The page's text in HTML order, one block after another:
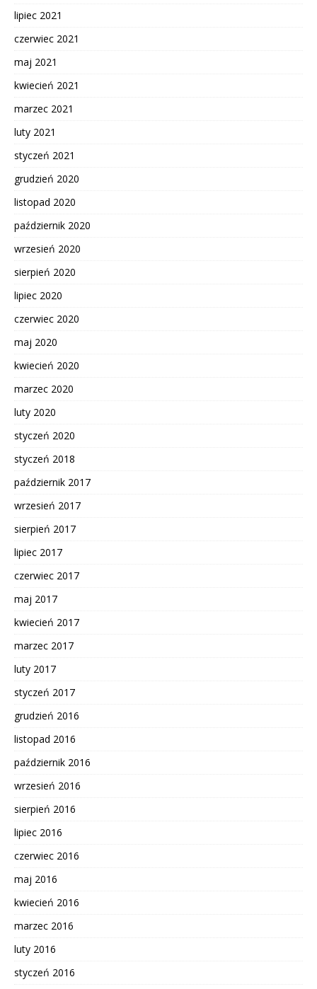
lipiec 2021
czerwiec 2021
maj 2021
kwiecień 2021
marzec 2021
luty 2021
styczeń 2021
grudzień 2020
listopad 2020
październik 2020
wrzesień 2020
sierpień 2020
lipiec 2020
czerwiec 2020
maj 2020
kwiecień 2020
marzec 2020
luty 2020
styczeń 2020
styczeń 2018
październik 2017
wrzesień 2017
sierpień 2017
lipiec 2017
czerwiec 2017
maj 2017
kwiecień 2017
marzec 2017
luty 2017
styczeń 2017
grudzień 2016
listopad 2016
październik 2016
wrzesień 2016
sierpień 2016
lipiec 2016
czerwiec 2016
maj 2016
kwiecień 2016
marzec 2016
luty 2016
styczeń 2016